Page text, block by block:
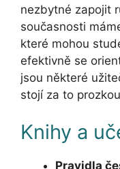
nezbytné zapojit
současnosti
které mohou
efektivně se
jsou některé
stojí za to
Knihy a
Pravidla